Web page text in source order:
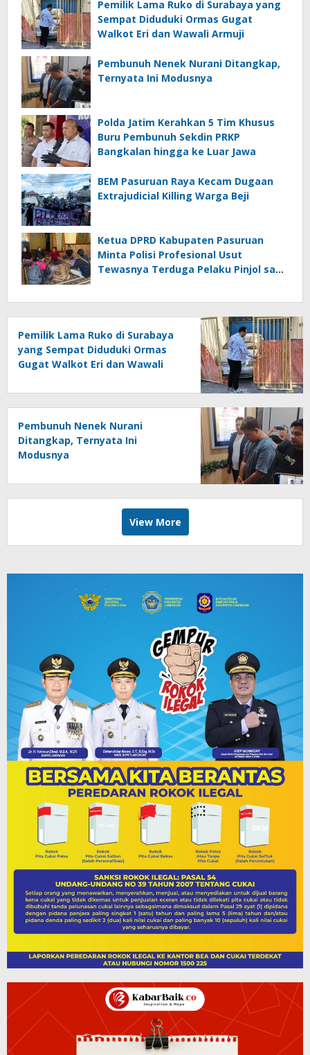
Pemilik Lama Ruko di Surabaya yang
Sempat Diduduki Ormas Gugat
Walkot Eri dan Wawali Armuji
Pembunuh Nenek Nurani Ditangkap,
Ternyata Ini Modusnya
Polda Jatim Kerahkan 5 Tim Khusus
Buru Pembunuh Sekdin PRKP
Bangkalan hingga ke Luar Jawa
BEM Pasuruan Raya Kecam Dugaan
Extrajudicial Killing Warga Beji
Ketua DPRD Kabupaten Pasuruan
Minta Polisi Profesional Usut
Tewasnya Terduga Pelaku Pinjol saat
Pemilik Lama Ruko di Surabaya
yang Sempat Diduduki Ormas
Gugat Walkot Eri dan Wawali
Pembunuh Nenek Nurani
Ditangkap, Ternyata Ini
Modusnya
View More